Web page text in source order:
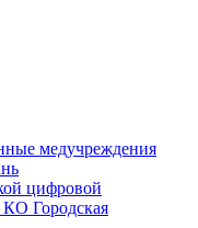
медучреждения
цифровой
КО Городская